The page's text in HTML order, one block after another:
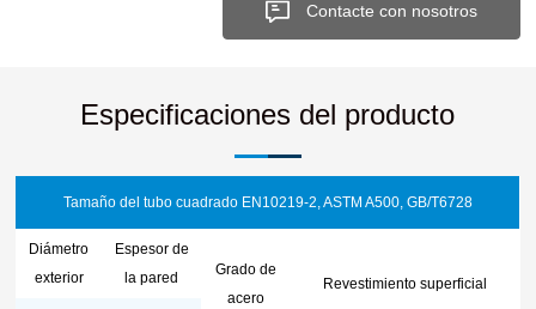
Contacte con nosotros
Especificaciones del producto
Tamaño del tubo cuadrado EN10219-2, ASTM A500, GB/T6728
Diámetro
exterior
Espesor de
la pared
Grado de
acero
Revestimiento superficial